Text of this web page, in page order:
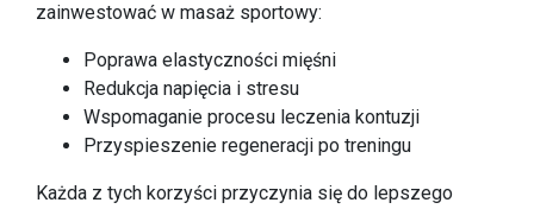
zainwestować w masaż sportowy:
Poprawa elastyczności mięśni
Redukcja napięcia i stresu
Wspomaganie procesu leczenia kontuzji
Przyspieszenie regeneracji po treningu
Każda z tych korzyści przyczynia się do lepszego